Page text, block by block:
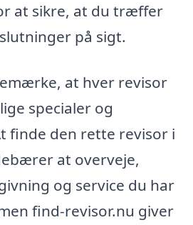
at sikre, at du træffer
på sigt.
at hver revisor
specialer og
finde den rette revisor i
at overveje,
og service du har
find-revisor.nu giver